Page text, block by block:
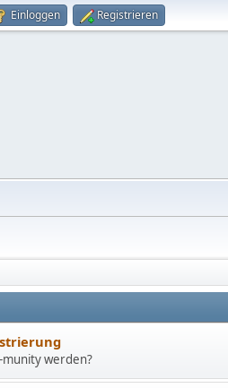
Einloggen Registrieren
munity werden?